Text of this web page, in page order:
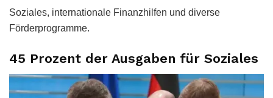
Soziales, internationale Finanzhilfen und diverse
Förderprogramme.
45 Prozent der Ausgaben für Soziales